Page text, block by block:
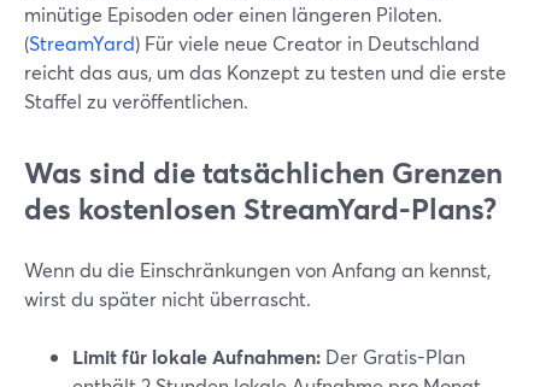
minütige Episoden oder einen längeren Piloten.
(StreamYard) Für viele neue Creator in Deutschland
reicht das aus, um das Konzept zu testen und die erste
Staffel zu veröffentlichen.
Was sind die tatsächlichen Grenzen
des kostenlosen StreamYard-Plans?
Wenn du die Einschränkungen von Anfang an kennst,
wirst du später nicht überrascht.
Limit für lokale Aufnahmen: Der Gratis-Plan